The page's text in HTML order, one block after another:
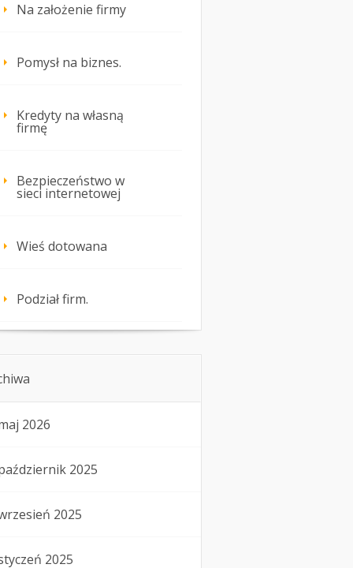
Na założenie firmy
Pomysł na biznes.
Kredyty na własną
firmę
Bezpieczeństwo w
sieci internetowej
Wieś dotowana
Podział firm.
2026
2025
2025
2025